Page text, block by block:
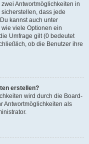
Antwortmöglichkeiten in
dass jede
kannst auch unter
viele Optionen ein
Umfrage gilt (0 bedeutet
ob die Benutzer ihre
erstellen?
wird durch die Board-
Antwortmöglichkeiten als